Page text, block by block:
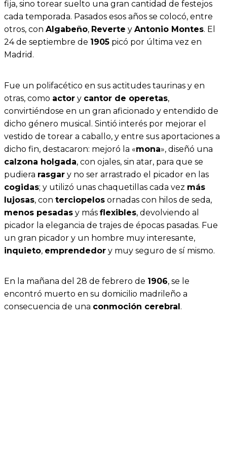
fija, sino torear suelto una gran cantidad de festejos
cada temporada. Pasados esos años se colocó, entre
otros, con Algabeño, Reverte y Antonio Montes. El
24 de septiembre de 1905 picó por última vez en
Madrid.
Fue un polifacético en sus actitudes taurinas y en
otras, como actor y cantor de operetas,
convirtiéndose en un gran aficionado y entendido de
dicho género musical. Sintió interés por mejorar el
vestido de torear a caballo, y entre sus aportaciones a
dicho fin, destacaron: mejoró la «mona», diseñó una
calzona holgada, con ojales, sin atar, para que se
pudiera rasgar y no ser arrastrado el picador en las
cogidas; y utilizó unas chaquetillas cada vez más
lujosas, con terciopelos ornadas con hilos de seda,
menos pesadas y más flexibles, devolviendo al
picador la elegancia de trajes de épocas pasadas. Fue
un gran picador y un hombre muy interesante,
inquieto, emprendedor y muy seguro de sí mismo.
En la mañana del 28 de febrero de 1906, se le
encontró muerto en su domicilio madrileño a
consecuencia de una conmoción cerebral.